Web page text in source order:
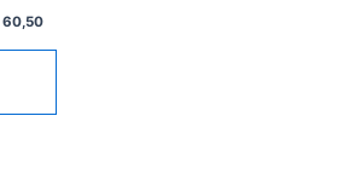
60,50